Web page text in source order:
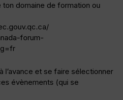
domaine de formation ou
forum-
l’avance et se faire sélectionner
évènements (qui se